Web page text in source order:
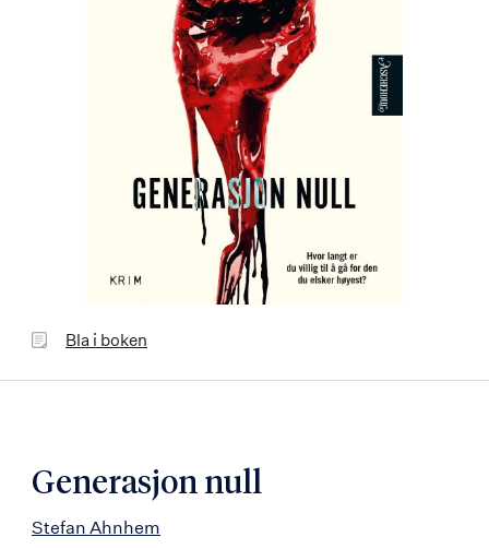
BlaBla i boken
Generasjon null
Stefan Ahnhem